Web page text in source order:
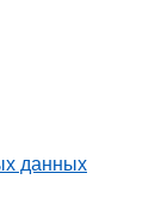
данных